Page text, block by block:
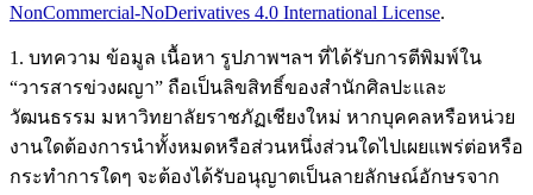
NonCommercial-NoDerivatives 4.0 International License.
1. บทความ ข้อมูล เนื้อหา รูปภาพฯลฯ ที่ได้รับการตีพิมพ์ใน
“วารสารข่วงผญา” ถือเป็นลิขสิทธิ์ของสำนักศิลปะและ
วัฒนธรรม มหาวิทยาลัยราชภัฏเชียงใหม่ หากบุคคลหรือหน่วย
งานใดต้องการนำทั้งหมดหรือส่วนหนึ่งส่วนใดไปเผยแพร่ต่อหรือ
กระทำการใดๆ จะต้องได้รับอนุญาตเป็นลายลักษณ์อักษรจาก